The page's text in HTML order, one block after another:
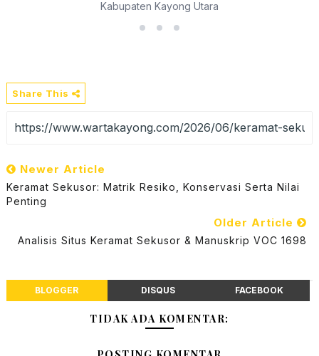
Kabupaten Kayong Utara
Share This
Newer Article
Keramat Sekusor: Matrik Resiko, Konservasi Serta Nilai
Penting
Older Article
Analisis Situs Keramat Sekusor & Manuskrip VOC 1698
BLOGGER DISQUS FACEBOOK
TIDAK ADA KOMENTAR: